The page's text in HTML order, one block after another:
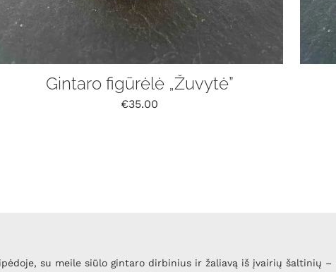
Gintaro figūrėlė „Žuvytė”
€35.00
su meile siūlo gintaro dirbinius ir žaliavą iš įvairių šaltinių